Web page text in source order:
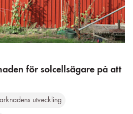
för solcellsägare på att
utveckling